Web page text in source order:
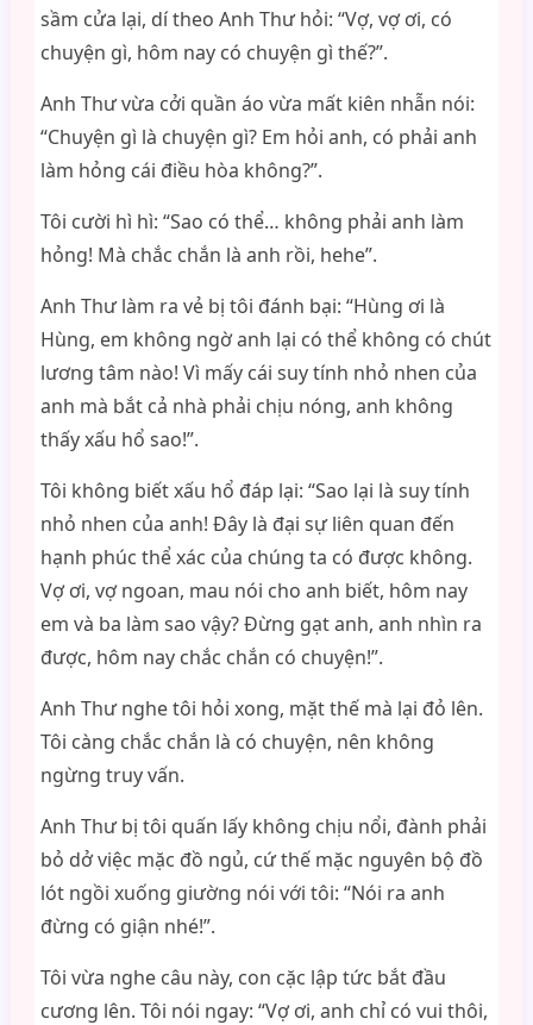
sầm cửa lại, dí theo Anh Thư hỏi: “Vợ, vợ ơi, có
chuyện gì, hôm nay có chuyện gì thế?”.
Anh Thư vừa cởi quần áo vừa mất kiên nhẫn nói:
“Chuyện gì là chuyện gì? Em hỏi anh, có phải anh
làm hỏng cái điều hòa không?”.
Tôi cười hì hì: “Sao có thể… không phải anh làm
hỏng! Mà chắc chắn là anh rồi, hehe”.
Anh Thư làm ra vẻ bị tôi đánh bại: “Hùng ơi là
Hùng, em không ngờ anh lại có thể không có chút
lương tâm nào! Vì mấy cái suy tính nhỏ nhen của
anh mà bắt cả nhà phải chịu nóng, anh không
thấy xấu hổ sao!”.
Tôi không biết xấu hổ đáp lại: “Sao lại là suy tính
nhỏ nhen của anh! Đây là đại sự liên quan đến
hạnh phúc thể xác của chúng ta có được không.
Vợ ơi, vợ ngoan, mau nói cho anh biết, hôm nay
em và ba làm sao vậy? Đừng gạt anh, anh nhìn ra
được, hôm nay chắc chắn có chuyện!”.
Anh Thư nghe tôi hỏi xong, mặt thế mà lại đỏ lên.
Tôi càng chắc chắn là có chuyện, nên không
ngừng truy vấn.
Anh Thư bị tôi quấn lấy không chịu nổi, đành phải
bỏ dở việc mặc đồ ngủ, cứ thế mặc nguyên bộ đồ
lót ngồi xuống giường nói với tôi: “Nói ra anh
đừng có giận nhé!”.
Tôi vừa nghe câu này, con cặc lập tức bắt đầu
cương lên. Tôi nói ngay: “Vợ ơi, anh chỉ có vui thôi,